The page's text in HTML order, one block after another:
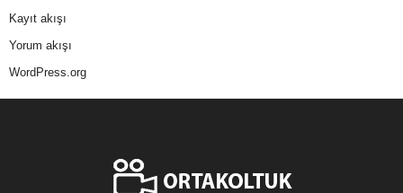
Kayıt akışı
Yorum akışı
WordPress.org